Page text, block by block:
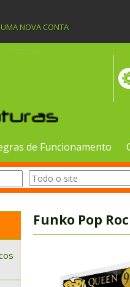
UMA NOVA CONTA
de Funcionamento
Funko Pop